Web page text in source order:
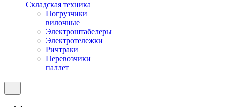
Складская техника
Погрузчики
вилочные
Электроштабелеры
Электротележки
Ричтраки
Перевозчики
паллет